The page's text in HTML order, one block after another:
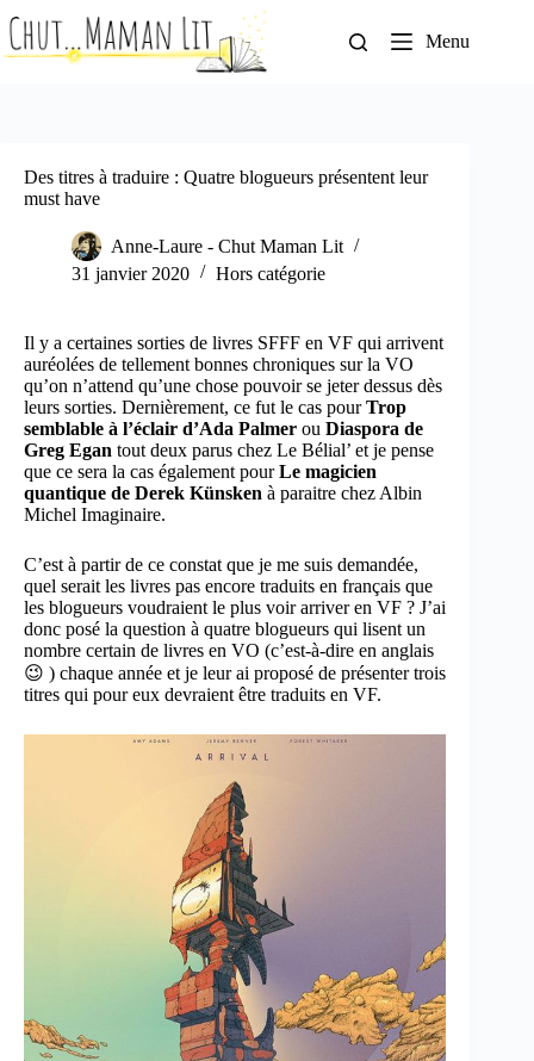
au
contenu
Menu
Des titres à traduire : Quatre blogueurs présentent leur
must have
Anne-Laure - Chut Maman Lit
31 janvier 2020
Hors catégorie
Il y a certaines sorties de livres SFFF en VF qui arrivent
auréolées de tellement bonnes chroniques sur la VO
qu’on n’attend qu’une chose pouvoir se jeter dessus dès
leurs sorties. Dernièrement, ce fut le cas pourTrop
semblable à l’éclair d’Ada Palmer ou Diaspora de
Greg Egan tout deux parus chez Le Bélial’ et je pense
que ce sera la cas également pourLe magicien
quantique de Derek Künsken à paraitre chez Albin
Michel Imaginaire.
C’est à partir de ce constat que je me suis demandée,
quel serait les livres pas encore traduits en français que
les blogueurs voudraient le plus voir arriver en VF ? J’ai
donc posé la question à quatre blogueurs qui lisent un
nombre certain de livres en VO (c’est-à-dire en anglais
😉 ) chaque année et je leur ai proposé de présenter trois
titres qui pour eux devraient être traduits en VF.